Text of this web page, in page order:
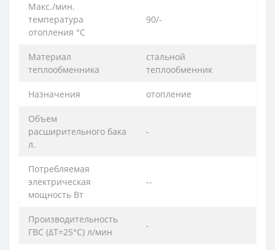
Макс./мин.
температура
отопления °C
90/-
Материал
теплообменника
стальной
теплообменник
Назначения отопление
Объем
расширительного бака
л.
-
Потребляемая
электрическая
мощность Вт
--
Производительность
ГВС (ΔT=25°C) л/мин
-